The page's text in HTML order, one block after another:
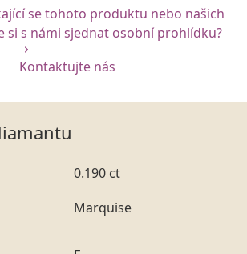
se tohoto produktu nebo našich
si s námi sjednat osobní prohlídku?
Kontaktujte nás
0.190 ct
Marquise